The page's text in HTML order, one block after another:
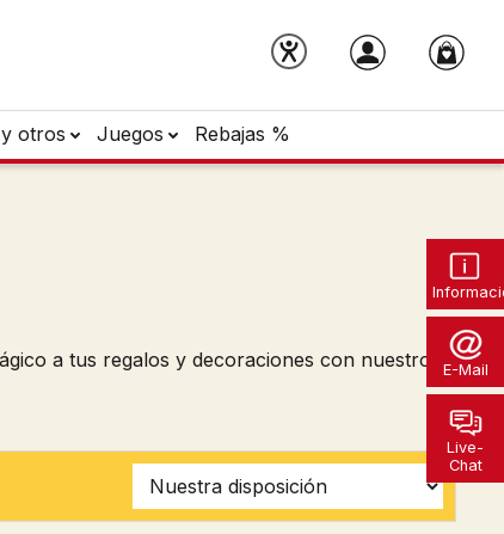
E-Mail
Live-
Chat
otros Juegos Rebajas %
a tus regalos y decoraciones con nuestros